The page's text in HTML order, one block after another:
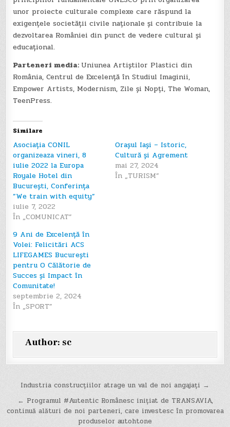
unor proiecte culturale complexe care răspund la
exigențele societății civile naționale și contribuie la
dezvoltarea României din punct de vedere cultural și
educațional.
Parteneri media: Uniunea Artiștilor Plastici din
România, Centrul de Excelență în Studiul Imaginii,
Empower Artists, Modernism, Zile și Nopți, The Woman,
TeenPress.
Similare
Asociația CONIL
organizeaza vineri, 8
iulie 2022 la Europa
Royale Hotel din
București, Conferința
”We train with equity”
iulie 7, 2022
În „COMUNICAT”
Orașul Iași – Istoric,
Cultură și Agrement
mai 27, 2024
În „TURISM”
9 Ani de Excelență în
Volei: Felicitări ACS
LIFEGAMES București
pentru O Călătorie de
Succes și Impact în
Comunitate!
septembrie 2, 2024
În „SPORT”
Author: sc
Navigare
articole
Industria construcțiilor atrage un val de noi angajați →
← Programul #Autentic Românesc inițiat de TRANSAVIA,
continuă alături de noi parteneri, care investesc în promovarea
produselor autohtone